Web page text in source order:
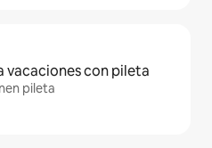
vacaciones con pileta
pileta